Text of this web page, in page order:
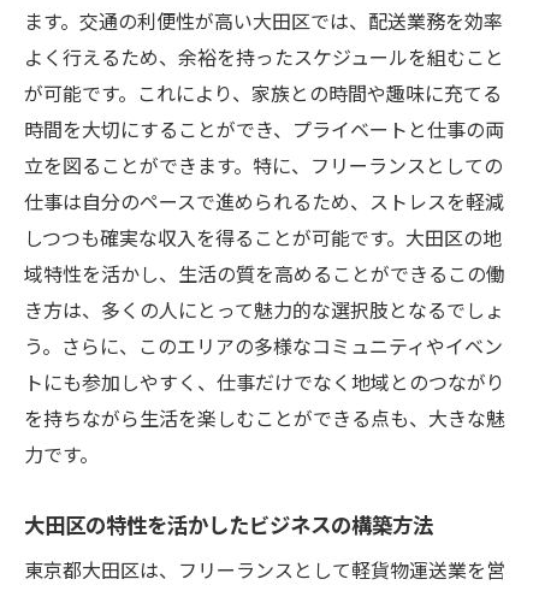
ます。交通の利便性が高い大田区では、配送業務を効率
よく行えるため、余裕を持ったスケジュールを組むこと
が可能です。これにより、家族との時間や趣味に充てる
時間を大切にすることができ、プライベートと仕事の両
立を図ることができます。特に、フリーランスとしての
仕事は自分のペースで進められるため、ストレスを軽減
しつつも確実な収入を得ることが可能です。大田区の地
域特性を活かし、生活の質を高めることができるこの働
き方は、多くの人にとって魅力的な選択肢となるでしょ
う。さらに、このエリアの多様なコミュニティやイベン
トにも参加しやすく、仕事だけでなく地域とのつながり
を持ちながら生活を楽しむことができる点も、大きな魅
力です。
大田区の特性を活かしたビジネスの構築方法
東京都大田区は、フリーランスとして軽貨物運送業を営